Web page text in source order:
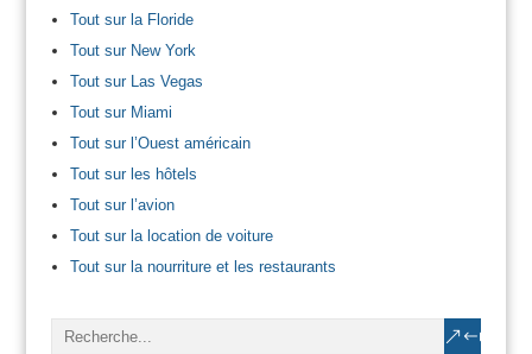
Tout sur la Floride
Tout sur New York
Tout sur Las Vegas
Tout sur Miami
Tout sur l’Ouest américain
Tout sur les hôtels
Tout sur l’avion
Tout sur la location de voiture
Tout sur la nourriture et les restaurants